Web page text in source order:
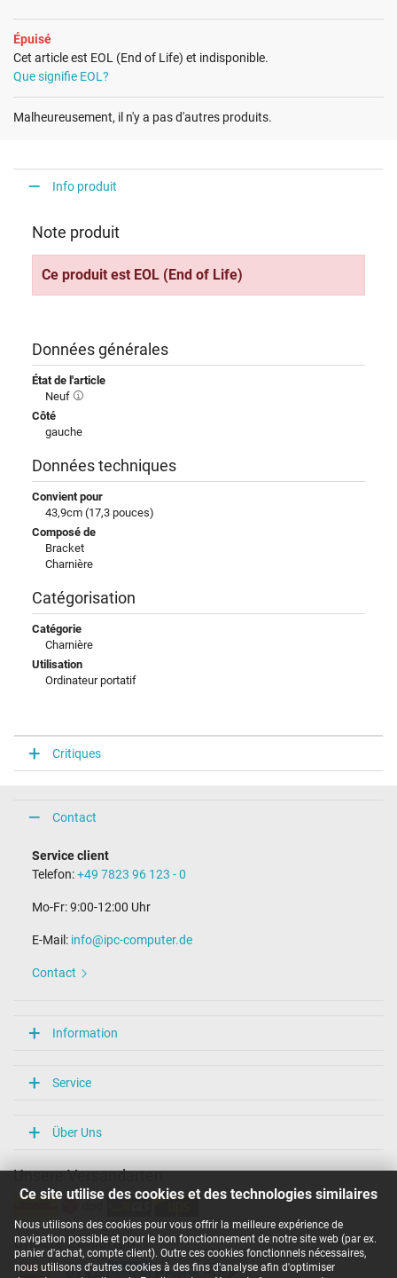
Ce site utilise des cookies et des technologies similaires
Nous utilisons des cookies pour vous offrir la meilleure expérience de
navigation possible et pour le bon fonctionnement de notre site web (par ex.
panier d'achat, compte client). Outre ces cookies fonctionnels nécessaires,
nous utilisons d'autres cookies à des fins d'analyse afin d'optimiser
Épuisé
Cet article est EOL (End of Life) et indisponible.
Que signifie EOL?
Malheureusement, il n'y a pas d'autres produits.
Info produit
Note produit
Ce produit est EOL (End of Life)
Données générales
État de l'article
Neuf
Côté
gauche
Données techniques
Convient pour
43,9cm (17,3 pouces)
Composé de
Bracket
Charnière
Catégorisation
Catégorie
Charnière
Utilisation
Ordinateur portatif
Critiques
Contact
Service client
Telefon:+49 7823 96 123 - 0
Mo-Fr: 9:00-12:00 Uhr
E-Mail: info@ipc-computer.de
Contact
Information
Service
Über Uns
Unsere Versandarten
Unsere Zahlarten